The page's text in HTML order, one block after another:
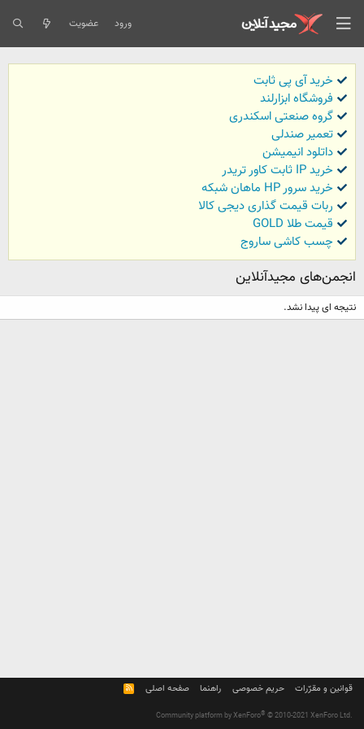
ورود عضویت
خرید آی پی ثابت
فروشگاه ابزارلند
گروه صنعتی اسکندری
تعمیر صندلی
داتلود انیمیشن
خرید IP ثابت کاور تریدر
خرید سرور HP ماهان شبکه
ربات قیمت گذاری دیجی کالا
قیمت طلا GOLD
چسب کاشی ساروج
انجمن‌های مجیدآنلاین
نتیجه ای پیدا نشد.
قوانین و مقرّرات حریم خصوصی راهنما صفحه اصلی
R
S
Community platform by XenForo® © 2010-2021 XenForo Ltd.